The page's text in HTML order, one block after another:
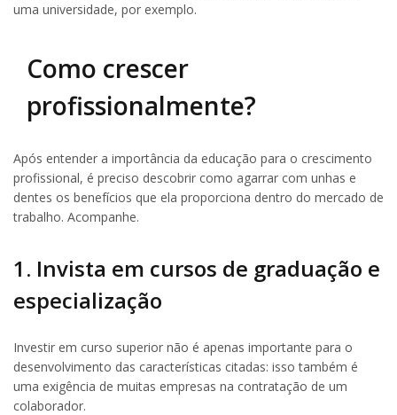
uma universidade, por exemplo.
Como crescer
profissionalmente?
Após entender a importância da educação para o crescimento
profissional, é preciso descobrir como agarrar com unhas e
dentes os benefícios que ela proporciona dentro do mercado de
trabalho. Acompanhe.
1. Invista em cursos de graduação e
especialização
Investir em curso superior não é apenas importante para o
desenvolvimento das características citadas: isso também é
uma exigência de muitas empresas na contratação de um
colaborador.